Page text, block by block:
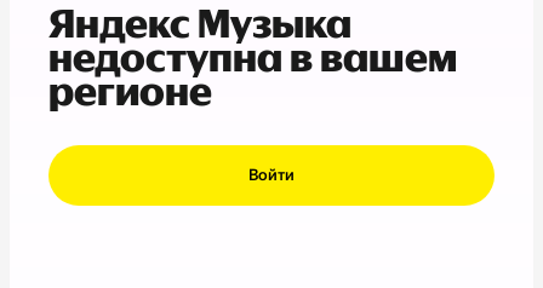
Яндекс Музыка
недоступна в вашем
регионе
Войти